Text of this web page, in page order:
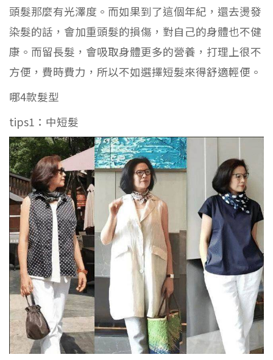
頭髮那麼有光澤度。而如果到了這個年紀，還去燙發
染髮的話，會加重頭髮的損傷，對自己的身體也不健
康。而留長髮，會吸取身體更多的營養，打理上很不
方便，費時費力，所以不如選擇短髮來得舒適輕便。
哪4款髮型
tips1：中短髮